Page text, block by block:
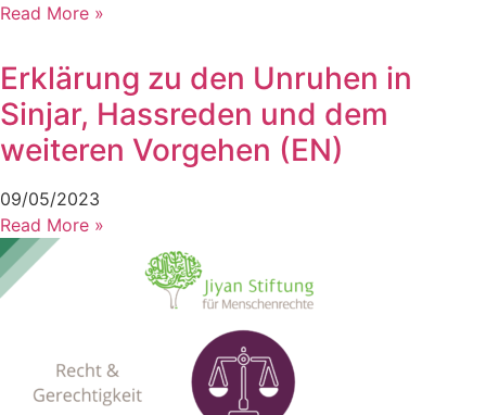
Read More »
Erklärung zu den Unruhen in
Sinjar, Hassreden und dem
weiteren Vorgehen (EN)
09/05/2023
Read More »